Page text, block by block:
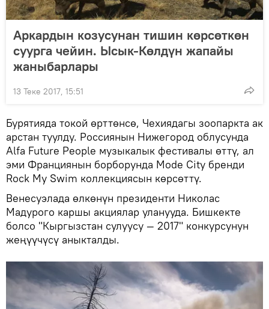
Аркардын козусунан тишин көрсөткөн
суурга чейин. Ысык-Көлдүн жапайы
жаныбарлары
13 Теке 2017, 15:51
Бурятияда токой өрттөнсө, Чехиядагы зоопаркта ак
арстан туулду. Россиянын Нижегород облусунда
Alfa Future People музыкалык фестивалы өттү, ал
эми Франциянын борборунда Mode City бренди
Rock My Swim коллекциясын көрсөттү.
Венесуэлада өлкөнүн президенти Николас
Мадурого каршы акциялар уланууда. Бишкекте
болсо "Кыргызстан сулуусу — 2017" конкурсунун
жеңүүчүсү аныкталды.